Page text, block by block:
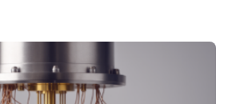
die eng zusammenarbeiten. Neue
Dies ist der Alltag in
die dieses Jahr 100